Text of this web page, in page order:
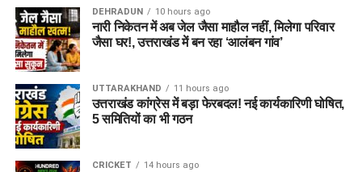
DEHRADUN 10 hours ago
नारी निकेतन में अब जेल जैसा माहौल नहीं, मिलेगा परिवार
जैसा घर!, उत्तराखंड में बन रहा ‘आलंबन गांव’
UTTARAKHAND 11 hours ago
उत्तराखंड कांग्रेस में बड़ा फेरबदल! नई कार्यकारिणी घोषित,
5 समितियों का भी गठन
CRICKET 14 hours ago